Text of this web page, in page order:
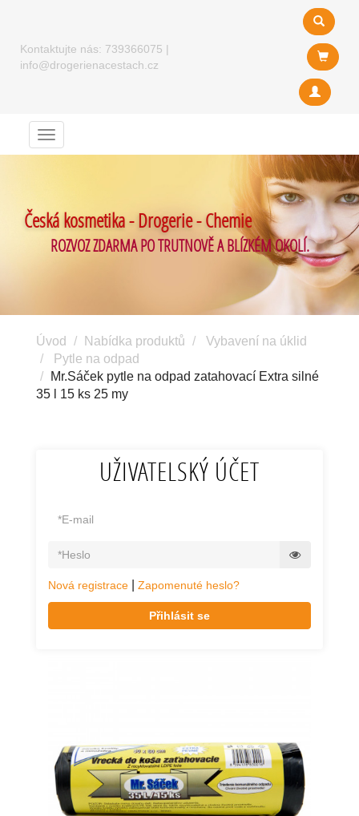
Kontaktujte nás: 739366075 |
info@drogerienacestach.cz
Menu
Česká kosmetika - Drogerie - Chemie
ROZVOZ ZDARMA PO TRUTNOVĚ A BLÍZKÉM OKOLÍ.
Úvod Nabídka produktů
Vybavení na úklid
Pytle na odpad
Mr.Sáček pytle na odpad zatahovací Extra silné
35 l 15 ks 25 my
UŽIVATELSKÝ ÚČET
Nová registrace Zapomenuté heslo?
Přihlásit se